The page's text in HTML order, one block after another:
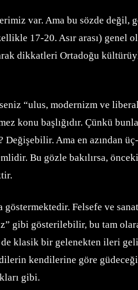
var. Ama bu sözde değil,
17-20. Asır arası) genel
dikkatleri Ortadoğu
“ulus, modernizm ve
konu başlığıdır. Çünkü
Ama en azından
Bu gözle bakılırsa,
Felsefe ve
gibi gösterilebilir, bu tam
klasik bir gelenekten ileri
kendilerine göre
gibi.